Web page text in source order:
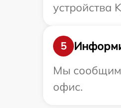
устройства
5
Мы сообщим
офис.